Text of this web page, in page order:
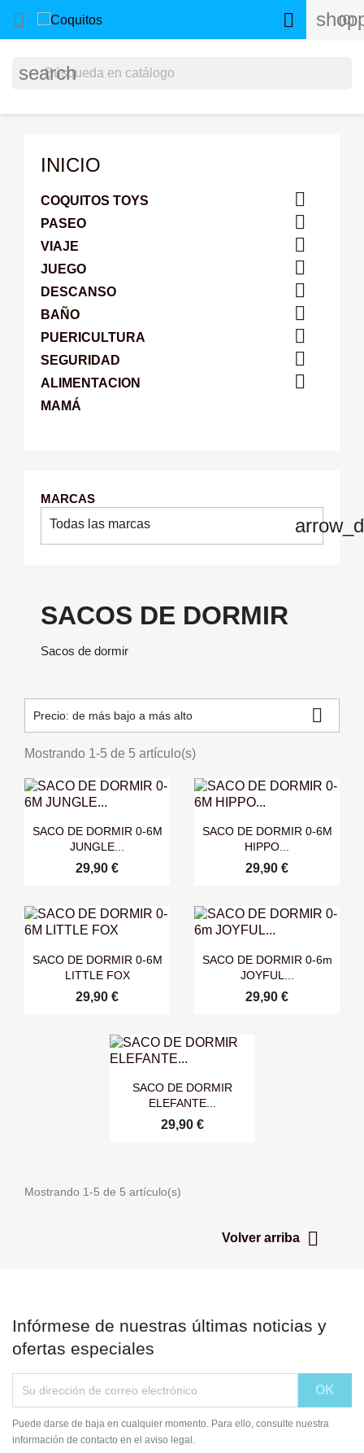
 (0)

search
INICIO
COQUITOS TOYS 
PASEO 
VIAJE 
JUEGO 
DESCANSO 
BAÑO 
PUERICULTURA 
SEGURIDAD 
ALIMENTACION 
MAMÁ
MARCAS
Todas las marcas
SACOS DE DORMIR
Sacos de dormir
Precio: de más bajo a más alto 
Mostrando 1-5 de 5 artículo(s)
 Vista rápida
SACO DE DORMIR 0-6M
JUNGLE...
29,90 €
 Vista rápida
SACO DE DORMIR 0-6M
HIPPO...
29,90 €
 Vista rápida
SACO DE DORMIR 0-6M
LITTLE FOX
29,90 €
 Vista rápida
SACO DE DORMIR 0-6m
JOYFUL...
29,90 €
 Vista rápida
SACO DE DORMIR
ELEFANTE...
29,90 €
Mostrando 1-5 de 5 artículo(s)
Volver arriba 
Infórmese de nuestras últimas noticias y
ofertas especiales
Puede darse de baja en cualquier momento. Para ello, consulte nuestra
información de contacto en el aviso legal.